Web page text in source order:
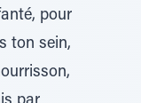
pour
ton sein,